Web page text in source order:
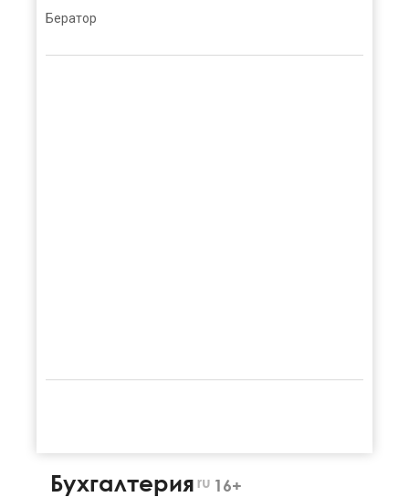
Бератор
Бухгалтерия ru 16+